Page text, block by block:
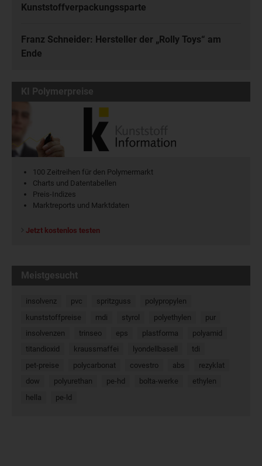
Kunststoffverpackungssparte
Franz Schneider: Hersteller der „Rolly Toys“ am
Ende
KI Polymerpreise
100 Zeitreihen für den Polymermarkt
Charts und Datentabellen
Preis-Indizes
Marktreports und Marktdaten
Jetzt kostenlos testen
Meistgesucht
insolvenz pvc spritzguss
polypropylen
kunststoffpreise
mdi styrol polyethylen
pur
insolvenzen
trinseo eps plastforma
polyamid
titandioxid
kraussmaffei lyondellbasell
tdi
pet-preise
polycarbonat covestro abs
rezyklat
dow
polyurethan pe-hd bolta-werke
ethylen
hella
pe-ld